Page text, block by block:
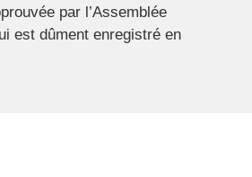
par l’Assemblée
est dûment enregistré en